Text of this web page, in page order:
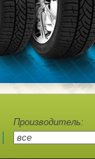
Производитель: